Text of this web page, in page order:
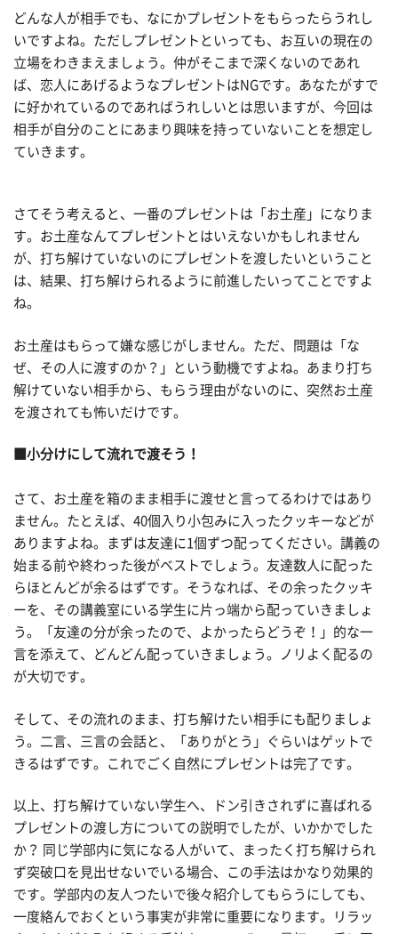
どんな人が相手でも、なにかプレゼントをもらったらうれし
いですよね。ただしプレゼントといっても、お互いの現在の
立場をわきまえましょう。仲がそこまで深くないのであれ
ば、恋人にあげるようなプレゼントはNGです。あなたがすで
に好かれているのであればうれしいとは思いますが、今回は
相手が自分のことにあまり興味を持っていないことを想定し
ていきます。
さてそう考えると、一番のプレゼントは「お土産」になりま
す。お土産なんてプレゼントとはいえないかもしれません
が、打ち解けていないのにプレゼントを渡したいということ
は、結果、打ち解けられるように前進したいってことですよ
ね。
お土産はもらって嫌な感じがしません。ただ、問題は「な
ぜ、その人に渡すのか？」という動機ですよね。あまり打ち
解けていない相手から、もらう理由がないのに、突然お土産
を渡されても怖いだけです。
■小分けにして流れで渡そう！
さて、お土産を箱のまま相手に渡せと言ってるわけではあり
ません。たとえば、40個入り小包みに入ったクッキーなどが
ありますよね。まずは友達に1個ずつ配ってください。講義の
始まる前や終わった後がベストでしょう。友達数人に配った
らほとんどが余るはずです。そうなれば、その余ったクッキ
ーを、その講義室にいる学生に片っ端から配っていきましょ
う。「友達の分が余ったので、よかったらどうぞ！」的な一
言を添えて、どんどん配っていきましょう。ノリよく配るの
が大切です。
そして、その流れのまま、打ち解けたい相手にも配りましょ
う。二言、三言の会話と、「ありがとう」ぐらいはゲットで
きるはずです。これでごく自然にプレゼントは完了です。
以上、打ち解けていない学生へ、ドン引きされずに喜ばれる
プレゼントの渡し方についての説明でしたが、いかかでした
か？ 同じ学部内に気になる人がいて、まったく打ち解けられ
ず突破口を見出せないでいる場合、この手法はかなり効果的
です。学部内の友人つたいで後々紹介してもらうにしても、
一度絡んでおくという事実が非常に重要になります。リラッ